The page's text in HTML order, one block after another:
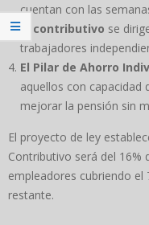
cuentan con las
El
contributivo se
trabajadores
El Pilar de Ahorro
aquellos con capacidad
mejorar la pensión sin
El proyecto de ley
Contributivo será del 16%
empleadores cubriendo el
restante.